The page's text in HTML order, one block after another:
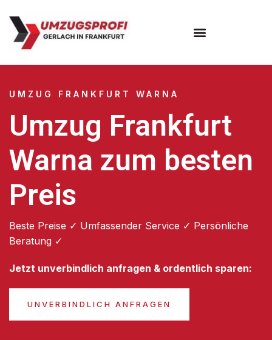
UMZUG FRANKFURT WARNA
Umzug Frankfurt
Warna zum besten
Preis
Beste Preise ✓ Umfassender Service ✓ Persönliche
Beratung ✓
Jetzt unverbindlich anfragen & ordentlich sparen:
UNVERBINDLICH ANFRAGEN